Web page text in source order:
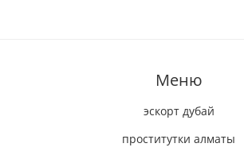
Меню
эскорт дубай
проститутки алматы